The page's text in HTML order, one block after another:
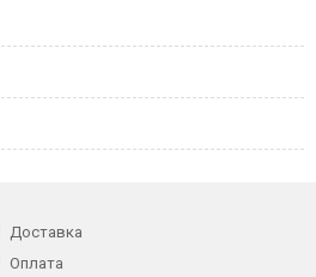
Доставка
Оплата